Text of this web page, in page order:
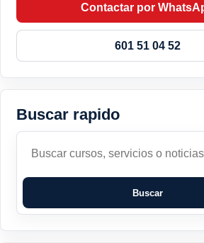
Contactar por
601 51 04 52
Buscar rapido
Buscar